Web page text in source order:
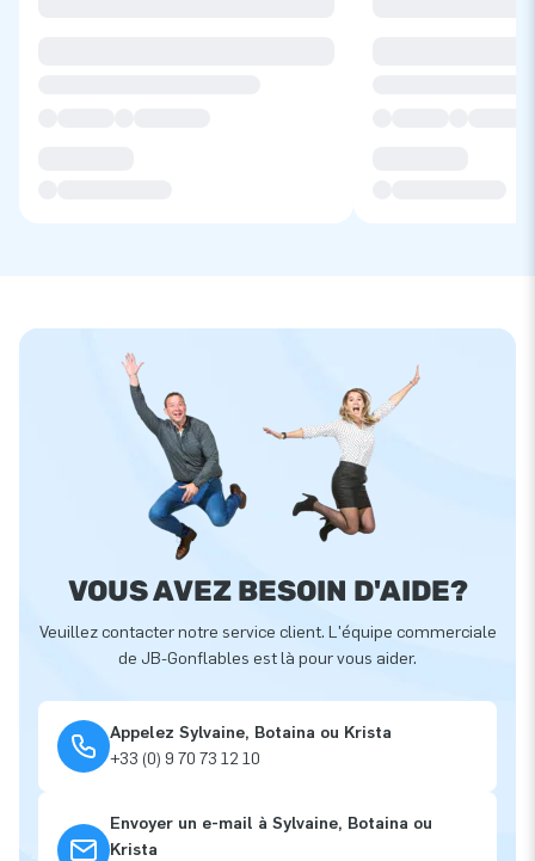
VOUS AVEZ BESOIN D'AIDE?
Veuillez contacter notre service client. L'équipe commerciale
de JB-Gonflables est là pour vous aider.
Appelez Sylvaine, Botaina ou Krista
+33 (0) 9 70 73 12 10
Envoyer un e-mail à Sylvaine, Botaina ou
Krista